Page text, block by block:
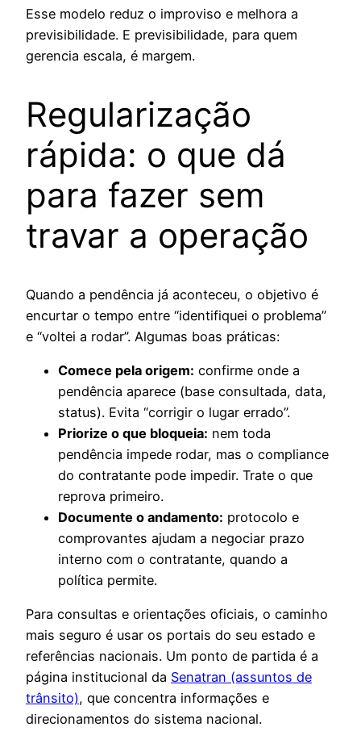
Esse modelo reduz o improviso e melhora a
previsibilidade. E previsibilidade, para quem
gerencia escala, é margem.
Regularização
rápida: o que dá
para fazer sem
travar a operação
Quando a pendência já aconteceu, o objetivo é
encurtar o tempo entre “identifiquei o problema”
e “voltei a rodar”. Algumas boas práticas:
Comece pela origem: confirme onde a
pendência aparece (base consultada, data,
status). Evita “corrigir o lugar errado”.
Priorize o que bloqueia: nem toda
pendência impede rodar, mas o compliance
do contratante pode impedir. Trate o que
reprova primeiro.
Documente o andamento: protocolo e
comprovantes ajudam a negociar prazo
interno com o contratante, quando a
política permite.
Para consultas e orientações oficiais, o caminho
mais seguro é usar os portais do seu estado e
referências nacionais. Um ponto de partida é a
página institucional da Senatran (assuntos de
trânsito), que concentra informações e
direcionamentos do sistema nacional.